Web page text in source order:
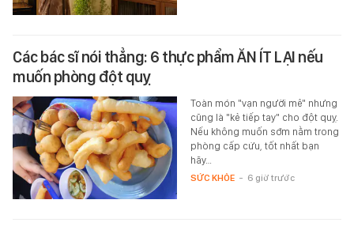
Các bác sĩ nói thẳng: 6 thực phẩm ĂN ÍT LẠI nếu
muốn phòng đột quỵ
Toàn món "vạn người mê" nhưng
cũng là "kẻ tiếp tay" cho đột quỵ.
Nếu không muốn sớm nằm trong
phòng cấp cứu, tốt nhất bạn
hãy…
SỨC KHỎE - 6 giờ trước